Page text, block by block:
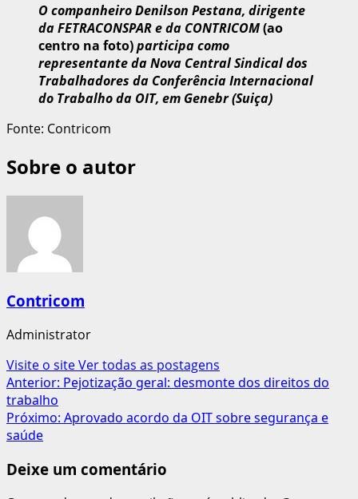
O companheiro Denilson Pestana, dirigente
da FETRACONSPAR e da CONTRICOM(ao
centro na foto)participa como
representante da Nova Central Sindical dos
Trabalhadores da Conferência Internacional
do Trabalho da OIT, em Genebr (Suiça)
Fonte: Contricom
Sobre o autor
Contricom
Administrator
Visite o siteVer todas as postagens
Navegação
de
artigos
Anterior: Pejotização geral: desmonte dos direitos do
trabalho
Próximo: Aprovado acordo da OIT sobre segurança e
saúde
Deixe um comentário